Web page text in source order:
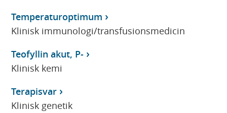
Temperaturoptimum
Klinisk immunologi/transfusionsmedicin
Teofyllin akut, P-
Klinisk kemi
Terapisvar
Klinisk genetik